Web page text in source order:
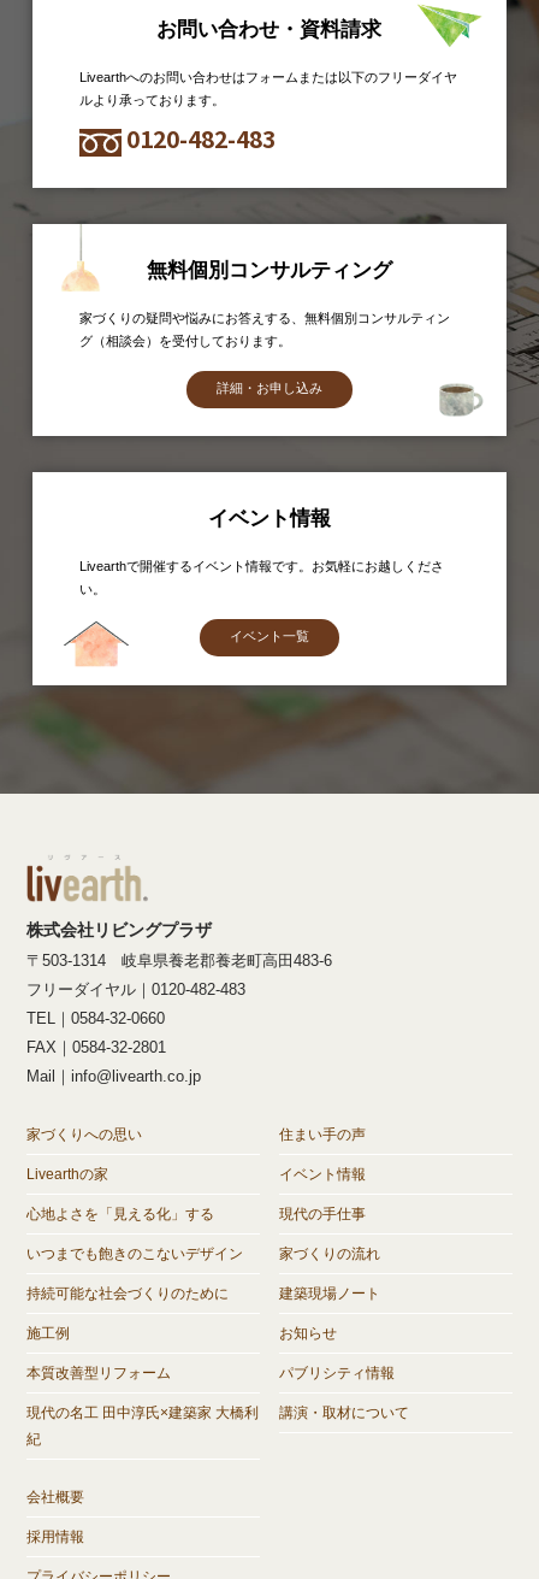
お問い合わせ・資料請求
Livearthへのお問い合わせはフォームまたは以下のフリーダイヤ
ルより承っております。
0120-482-483
無料個別コンサルティング
家づくりの疑問や悩みにお答えする、無料個別コンサルティン
グ（相談会）を受付しております。
詳細・お申し込み
イベント情報
Livearthで開催するイベント情報です。お気軽にお越しくださ
い。
イベント一覧
株式会社リビングプラザ
〒503-1314 岐阜県養老郡養老町高田483-6
フリーダイヤル｜0120-482-483
TEL｜0584-32-0660
FAX｜0584-32-2801
Mail｜info@livearth.co.jp
家づくりへの思い
Livearthの家
心地よさを「見える化」する
いつまでも飽きのこないデザイン
持続可能な社会づくりのために
施工例
本質改善型リフォーム
現代の名工 田中淳氏×建築家 大橋利
紀
住まい手の声
イベント情報
現代の手仕事
家づくりの流れ
建築現場ノート
お知らせ
パブリシティ情報
講演・取材について
会社概要
採用情報